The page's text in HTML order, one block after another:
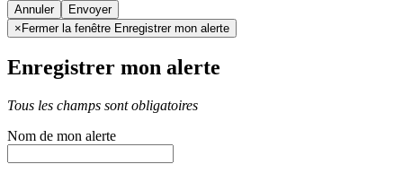
Annuler
× Fermer la fenêtre Enregistrer mon alerte
Enregistrer mon alerte
Tous les champs sont obligatoires
Nom de mon alerte